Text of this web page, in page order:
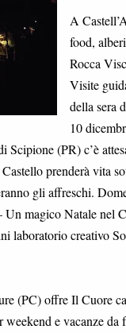
A
food,
Rocca
Visite
della sera
10
(PR) c’è
prenderà vita
gli affreschi.
magico Natale nel
laboratorio creativo
(PC) offre Il Cuore
weekend e vacanze da